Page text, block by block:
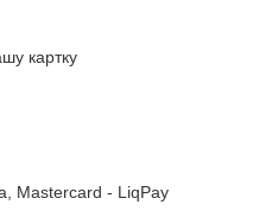
картку
Mastercard - LiqPay